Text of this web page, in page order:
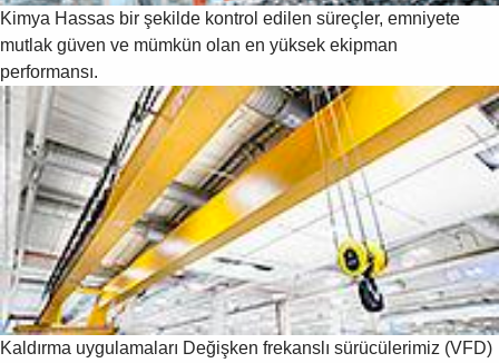
Suggestions
Products
See more products
Shopping list preview
0
Kimya Hassas bir şekilde kontrol edilen süreçler, emniyete
mutlak güven ve mümkün olan en yüksek ekipman
performansı.
Kaldırma uygulamaları Değişken frekanslı sürücülerimiz (VFD)